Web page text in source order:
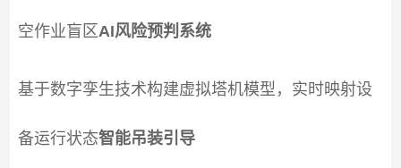
空作业盲区AI风险预判系统
基于数字孪生技术构建虚拟塔机模型，实时映射设
备运行状态智能吊装引导